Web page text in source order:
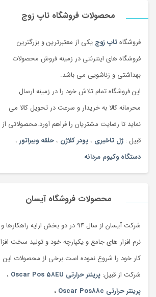
محصولات فروشگاه تاپ زوج
فروشگاهتاپ زوج یکی از معتبرترین و بزرگترین
فروشگاه های اینترنتی در زمینه فروش محصولات
بهداشتی و زناشویی می باشد.
این فروشگاه تمام تلاش خود را در زمینه ارسال
محرمانه کالا به خریدار و سرعت در تحویل کالا می
نماید تا رضایت مشتریان را فراهم آورد.محصولاتی از
قبیل : ژل تاخیری ، پودر کلاژن ، حلقه ویبراتور ،
دستگاه وکیوم مردانه
محصولات فروشگاه آیسان
شرکت آیسان از سال 94 در دو بخش ارایه راهکارها و
نرم افزار های جامع و یکپارچه خود و تولید سخت
کار خود را شروع نموده است.برخی از محصولات این
شرکت از قبیل: پرینتر حرارتی Oscar Pos 58EU
،
پرینتر حرارتی Oscar Pos88c
،